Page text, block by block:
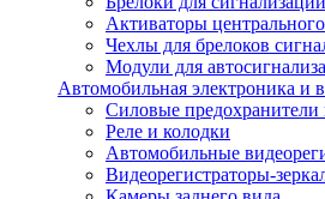
Активаторы
Чехлы для брелоков
Модули для
Автомобильная электроника и
Силовые предохранители
Реле и колодки
Автомобильные
Видеорегистраторы-